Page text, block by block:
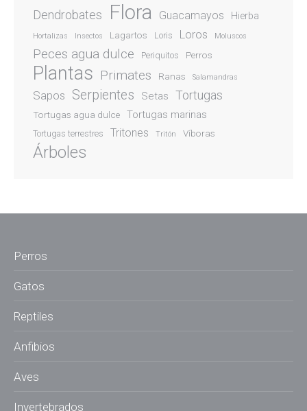
Dendrobates Flora Guacamayos Hierba
Hortalizas Insectos Lagartos Loris Loros Moluscos
Peces agua dulce Periquitos Perros
Plantas Primates Ranas Salamandras
Sapos Serpientes Setas Tortugas
Tortugas agua dulce Tortugas marinas
Tortugas terrestres Tritones Tritón Víboras
Árboles
Perros
Gatos
Reptiles
Anfibios
Aves
Invertebrados